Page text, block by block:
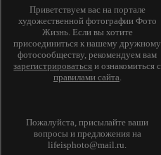
Приветствуем вас на портале
художественной фотографии Фото
Жизнь. Если вы хотите
присоединиться к нашему дружному
фотосообществу, рекомендуем вам
зарегистрироваться и ознакомиться с
правилами сайта.
Пожалуйста, присылайте ваши
вопросы и предложения на
lifeisphoto@mail.ru.